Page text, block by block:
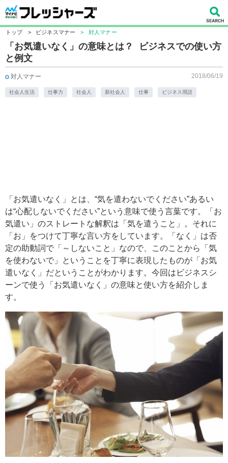
トップ > ビジネスマナー > 対人マナー
「お気遣いなく」の意味とは？ ビジネスでの使い方
と例文
対人マナー 2018/06/19
社会人生活 仕事力 社会人 新社会人 仕事 ビジネス用語
「お気遣いなく」とは、“気を遣わないでください”あるい
は“心配しないでください”という意味で使う言葉です。​「お
気遣い」のストレートな解釈は「気を遣うこと」。それに
「お」をつけて丁寧な言い方をしています。「なく」は否
定の助動詞で「～しないこと」なので、このことから「気
を使わないで」ということを丁寧に表現したものが「お気
遣いなく」だということがわかります。​今回はビジネスシ
ーンで使う「お気遣いなく」の意味と使い方を紹介しま
す。